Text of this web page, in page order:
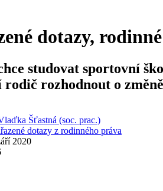
dotazy,
studovat sportovní
rodič rozhodnout o
Šťastná (soc. prac.)
dotazy z rodinného práva
2020